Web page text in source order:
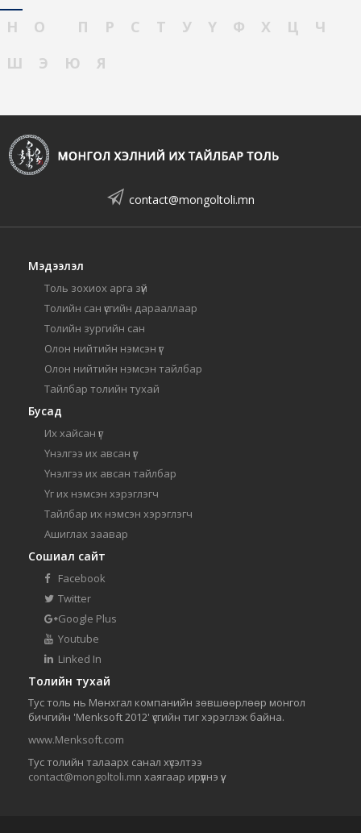
Н
О П Р С Т У Ү Ф Х Ц
Ч
Ш
Э Ю Я
contact@mongoltoli.mn
Мэдээлэл
Толь зохиох арга зүй
Толийн сан үсгийн дарааллаар
Толийн зургийн сан
Олон нийтийн нэмсэн үг
Олон нийтийн нэмсэн тайлбар
Тайлбар толийн тухай
Бусад
Их хайсан үг
Үнэлгээ их авсан үг
Үнэлгээ их авсан тайлбар
Үг их нэмсэн хэрэглэгч
Тайлбар их нэмсэн хэрэглэгч
Ашиглах заавар
Сошиал сайт
Facebook
Twitter
Google Plus
Youtube
Linked In
Толийн тухай
Тус толь нь Мөнхгал компанийн зөвшөөрлөөр монгол
бичгийн 'Menksoft 2012' үсгийн тиг хэрэглэж байна.
www.Menksoft.com
Тус толийн талаарх санал хүсэлтээ
contact@mongoltoli.mn хаягаар ирүүлнэ үү.